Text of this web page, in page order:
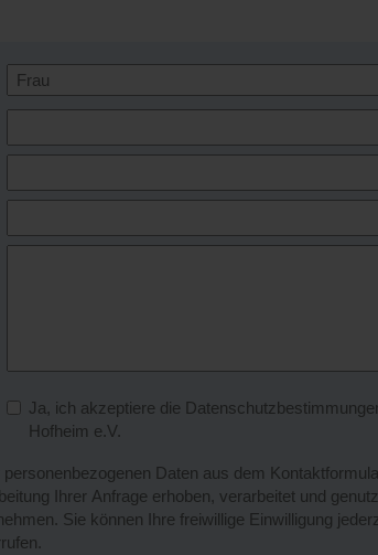
Ja, ich akzeptiere die
Hofheim e.V.
Daten aus dem
Ihrer Anfrage erhoben, verarbeitet und
Sie können Ihre freiwillige Einwilligung